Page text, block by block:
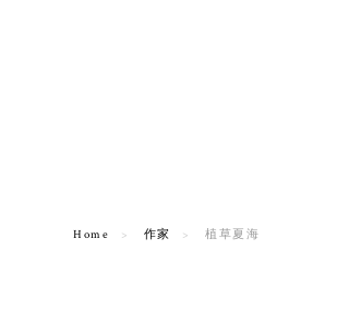
Home 作家 植草夏海